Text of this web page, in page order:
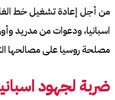
من أجل إعادة تشغيل خط
اسبانيا، ودعوات من مدريد
مصلحة روسيا على مصالحها
ضربة لجهود